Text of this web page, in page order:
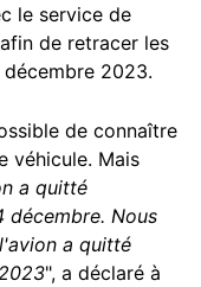
le service de
de retracer les
2023.
de connaître
véhicule. Mais
a quitté
décembre. Nous
a quitté
", a déclaré à